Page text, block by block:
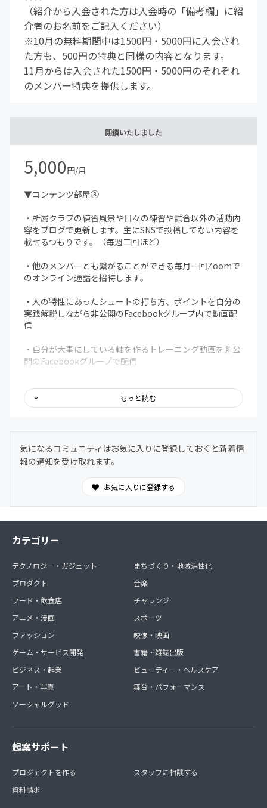
（紹介から入会された方は入会時の「備考欄」に紹
介者のお名前をご記入ください）
※10月の無料期間中は1500円・5000円に入会され
た方も、500円の特典と同様の内容となります。
11月からは入会された1500円・5000円のそれぞれ
のメンバー特典を提供します。
閉鎖いたしました
5,000円/月
▼コンテンツ部屋③
・所属クラブの練習風景や日々の練習や試合以外の活動内
容をブログで更新します。主にSNSで投稿してない内容を
載せるつもりです。（毎週二回ほど）
・他のメンバーとも繋がることができる毎月一回Zoomで
のオンライン通話を招待します。
・人の特性にあったシュートの打ち方、ポイントを自分の
実践解説しながら非公開のFacebookグループ内で動画配
信
・自分が大事にしている軸を作るトレーニング動画を非公
開のFacebookグループで配信
（月二回の１時間半を目安）
他の悩みを一緒に問題解決していく）
※同じコンテンツ③を紹介して頂いた方には！！
★★紹介して頂いた人数に合わせた回数分を、同コンテン
ツ内利用できる権利を招待します★★
※10月の無料期間中は1500円・5000円に入会された方
11月からは入会された1500円・5000円のそれぞれのメン
もっと読む
気になるコミュニティはお気に入りに登録しておくと新着情
報の通知を受け取れます。
お気に入りに登録する
カテゴリー
テクノロジー・ガジェット
プロダクト
フード・飲食店
アニメ・漫画
ファッション
ゲーム・サービス開発
ビジネス・起業
アート・写真
ソーシャルグッド
まちづくり・地域活性化
音楽
チャレンジ
スポーツ
映像・映画
書籍・雑誌出版
ビューティー・ヘルスケア
舞台・パフォーマンス
起案サポート
プロジェクトを作る
資料請求
スタッフに相談する